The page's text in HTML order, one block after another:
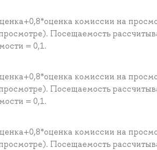
комиссии на
Посещаемость
= 0,1.
комиссии на
Посещаемость
= 0,1.
комиссии на
Посещаемость